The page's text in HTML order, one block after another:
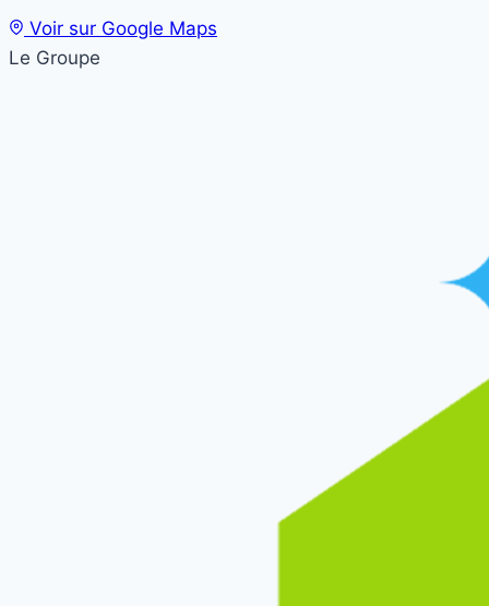
Voir sur Google Maps
Le Groupe